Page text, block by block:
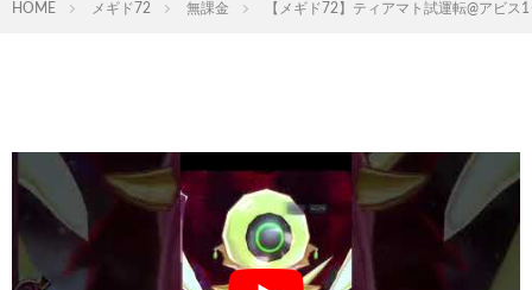
HOME メギド72 無課金 【メギド72】ティアマト試運転@アビス